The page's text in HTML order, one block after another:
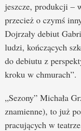
jeszcze, produkcji –
przecież o czymś
Dojrzały debiut
ludzi, kończących
do debiutu z
kroku w chmurach”.
„Sezony” Michała
znamienne), to już
pracujących w